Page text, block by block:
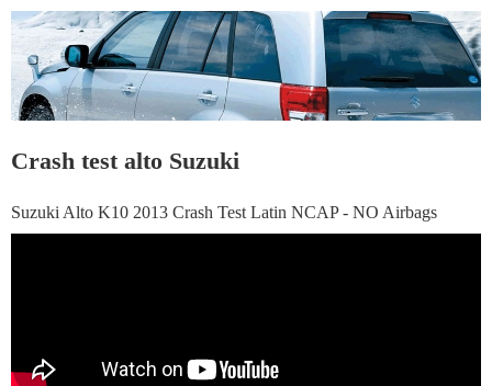
Crash test alto Suzuki
Suzuki Alto K10 2013 Crash Test Latin NCAP - NO Airbags